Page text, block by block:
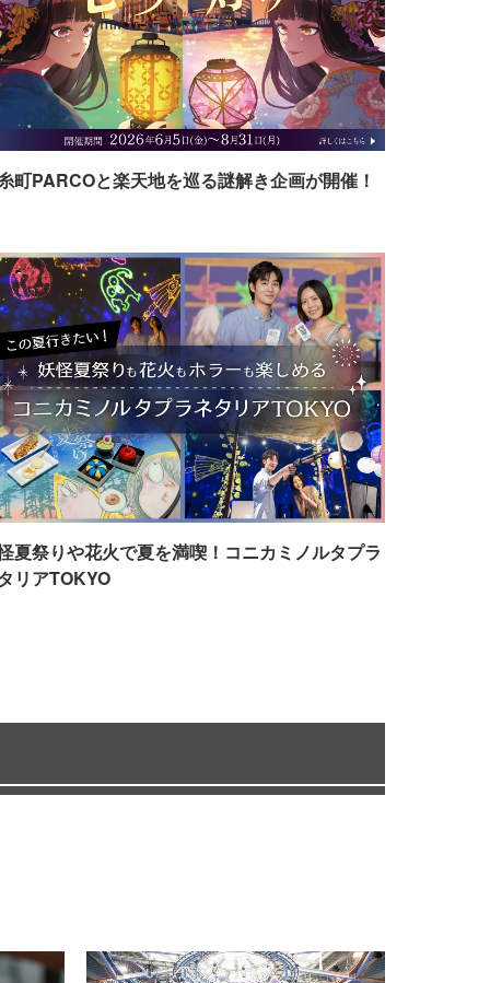
町PARCOと楽天地を巡る謎解き企画が開催！
夏祭りや花火で夏を満喫！コニカミノルタプラ
リアTOKYO